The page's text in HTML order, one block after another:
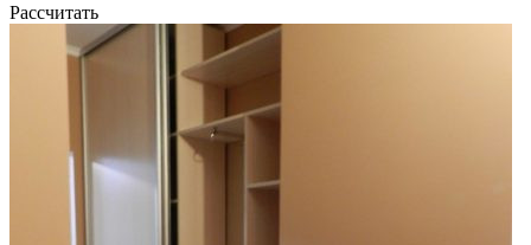
Рассчитать